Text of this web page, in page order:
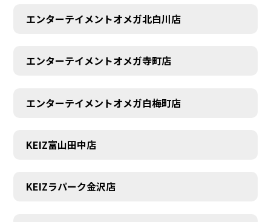
エンターテイメントオメガ北白川店
エンターテイメントオメガ寺町店
エンターテイメントオメガ白梅町店
KEIZ富山田中店
KEIZラパーク金沢店